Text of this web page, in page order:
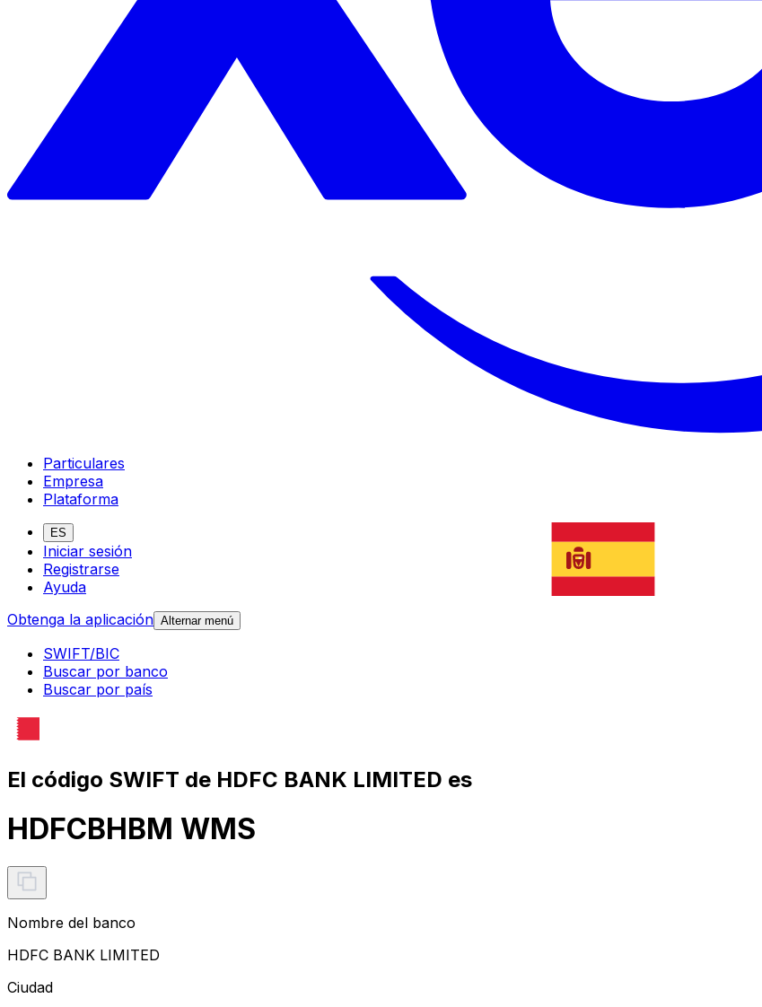
Particulares
Empresa
Plataforma
ES
Iniciar sesión
Registrarse
Ayuda
Obtenga la aplicación Alternar menú
SWIFT/BIC
Buscar por banco
Buscar por país
El código SWIFT de HDFC BANK LIMITED es
HDFCBHBM WMS
Nombre del banco
HDFC BANK LIMITED
Ciudad